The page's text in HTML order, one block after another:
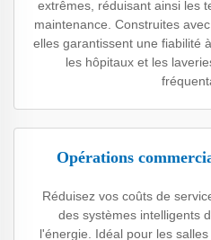
extrêmes, réduisant ainsi les
maintenance. Construites
elles garantissent une fiabilité
les hôpitaux et les
Opérations
Réduisez vos coûts de
des systèmes intelligents
l'énergie. Idéal pour les